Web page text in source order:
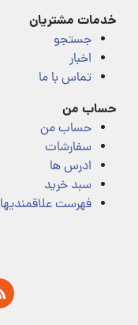
خدمات مشتریان
جستجو
اخبار
تماس با ما
حساب من
حساب من
سفارشات
ادرس ها
سبد خرید
فهرست علاقمندیها